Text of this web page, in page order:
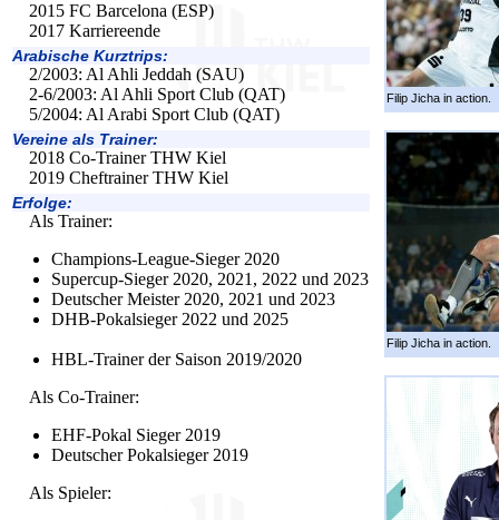
2015 FC Barcelona (ESP)
2017 Karriereende
Arabische Kurztrips:
2/2003: Al Ahli Jeddah (SAU)
2-6/2003: Al Ahli Sport Club (QAT)
5/2004: Al Arabi Sport Club (QAT)
Vereine als Trainer:
2018 Co-Trainer THW Kiel
2019 Cheftrainer THW Kiel
Erfolge:
Als Trainer:
Champions-League-Sieger 2020
Supercup-Sieger 2020, 2021, 2022 und 2023
Deutscher Meister 2020, 2021 und 2023
DHB-Pokalsieger 2022 und 2025
HBL-Trainer der Saison 2019/2020
Als Co-Trainer:
EHF-Pokal Sieger 2019
Deutscher Pokalsieger 2019
Als Spieler:
Filip Jicha in action.
Filip Jicha in action.